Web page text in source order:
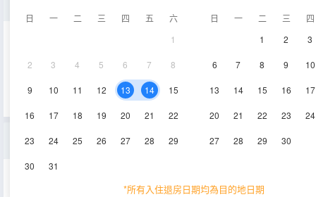
日 一 二 三 四 五
六
1
2 3 4 5 6 7 8
9 10 11 12 13 14 15
16 17 18 19 20 21 22
23 24 25 26 27 28 29
30 31
日 一 二 三
四
1
2 3
6 7 8 9 10
13 14 15 16 17
20 21 22 23 24
27 28 29 30
*所有入住退房日期均為目的地日期
空調
淋浴
大床房
12㎡ 2層 空調